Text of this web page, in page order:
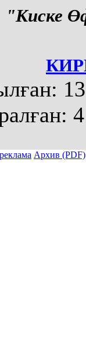
"Киске
Архив (PDF)